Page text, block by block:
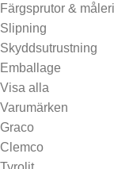
Färgsprutor & måleri
Slipning
Skyddsutrustning
Emballage
Visa alla
Varumärken
Graco
Clemco